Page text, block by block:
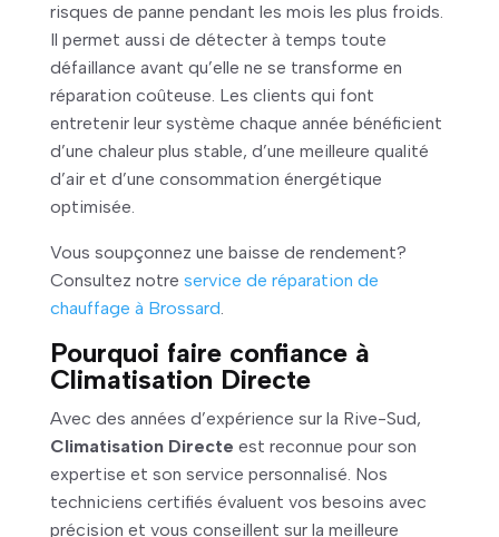
risques de panne pendant les mois les plus froids.
Il permet aussi de détecter à temps toute
défaillance avant qu’elle ne se transforme en
réparation coûteuse. Les clients qui font
entretenir leur système chaque année bénéficient
d’une chaleur plus stable, d’une meilleure qualité
d’air et d’une consommation énergétique
optimisée.
Vous soupçonnez une baisse de rendement?
Consultez notre service de réparation de
chauffage à Brossard.
Pourquoi faire confiance à
Climatisation Directe
Avec des années d’expérience sur la Rive-Sud,
Climatisation Directe est reconnue pour son
expertise et son service personnalisé. Nos
techniciens certifiés évaluent vos besoins avec
précision et vous conseillent sur la meilleure